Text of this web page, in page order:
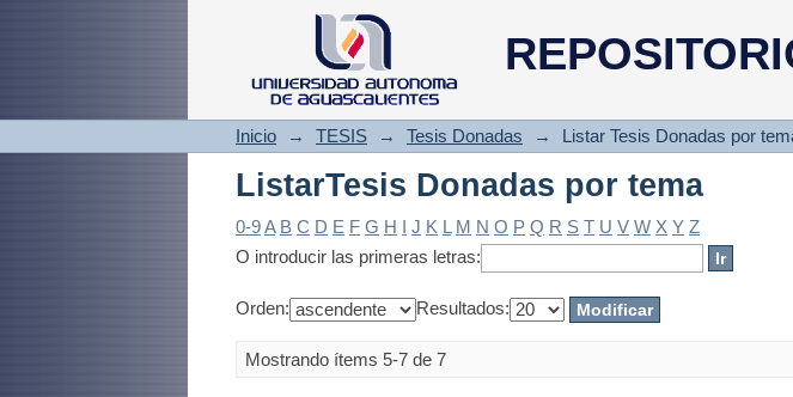
ListarTesis Donadas por tema
Inicio → TESIS → Tesis Donadas → Listar Tesis Donadas por
ListarTesis Donadas por tema
0-9A B C D E F G H I J K L M N O P Q R S T U V W X Y Z
O introducir las primeras letras:
Orden: Resultados:
Mostrando ítems 5-7 de 7